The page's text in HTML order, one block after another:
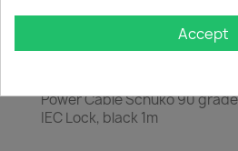
Description Product
Power Cable Schuko 90
IEC Lock, black 1m
Accept